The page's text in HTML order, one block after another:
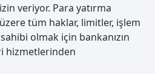
veriyor. Para yatırma
tüm haklar, limitler, işlem
olmak için bankanızın
hizmetlerinden